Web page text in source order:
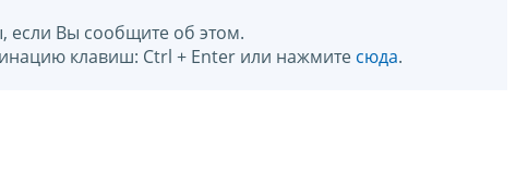
если Вы сообщите об этом.
клавиш: Ctrl + Enter или нажмите сюда.